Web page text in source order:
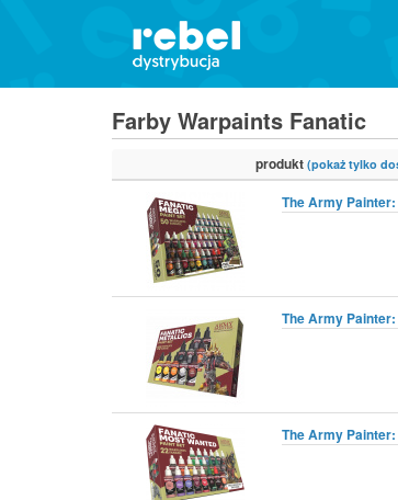
Farby Warpaints Fanatic
produkt (pokaż tylko
The Army
The Army
The Army